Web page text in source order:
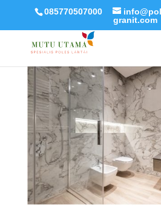
085770507000
granit.com